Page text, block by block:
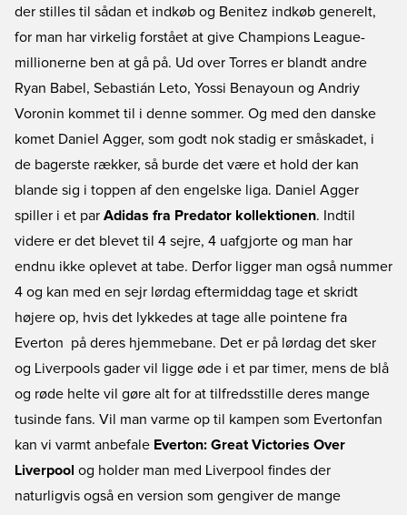
der stilles til sådan et indkøb og Benitez indkøb generelt,
for man har virkelig forstået at give Champions League-
millionerne ben at gå på. Ud over Torres er blandt andre
Ryan Babel, Sebastián Leto, Yossi Benayoun og Andriy
Voronin kommet til i denne sommer. Og med den danske
komet Daniel Agger, som godt nok stadig er småskadet, i
de bagerste rækker, så burde det være et hold der kan
blande sig i toppen af den engelske liga. Daniel Agger
spiller i et par Adidas fra Predator kollektionen. Indtil
videre er det blevet til 4 sejre, 4 uafgjorte og man har
endnu ikke oplevet at tabe. Derfor ligger man også nummer
4 og kan med en sejr lørdag eftermiddag tage et skridt
højere op, hvis det lykkedes at tage alle pointene fra
Everton  på deres hjemmebane. Det er på lørdag det sker
og Liverpools gader vil ligge øde i et par timer, mens de blå
og røde helte vil gøre alt for at tilfredsstille deres mange
tusinde fans. Vil man varme op til kampen som Evertonfan
kan vi varmt anbefale Everton: Great Victories Over
Liverpool og holder man med Liverpool findes der
naturligvis også en version som gengiver de mange